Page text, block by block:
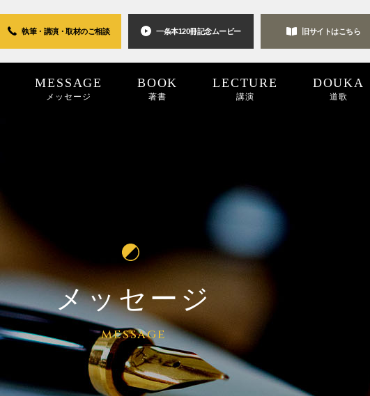
MESSAGE
メッセージ
BOOK
著書
LECTURE
講演
DOUKA
道歌
執筆・講演・取材のご相談 一条本120冊記念ムービー 旧サイトはこちら
メッセージ
message